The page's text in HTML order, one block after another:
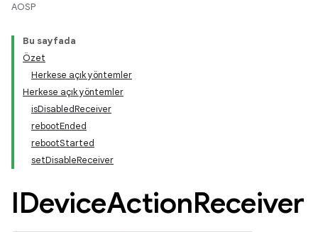
AOSP
Bu sayfada
Özet
Herkese açık yöntemler
Herkese açık yöntemler
isDisabledReceiver
rebootEnded
rebootStarted
setDisableReceiver
IDeviceActionReceiver